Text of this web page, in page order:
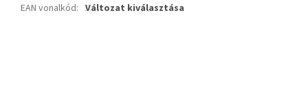
EAN vonalkód: Változat kiválasztása